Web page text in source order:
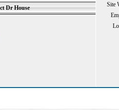
Site
Dr House